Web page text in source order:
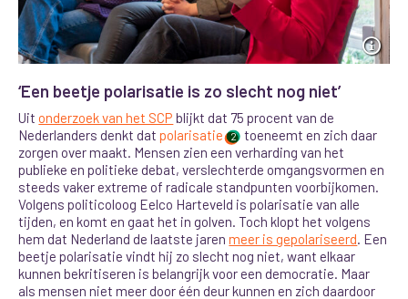
‘Een beetje polarisatie is zo slecht nog niet’
Uit onderzoek van het SCP blijkt dat 75 procent van de
Nederlanders denkt datpolarisatie 2 toeneemt en zich daar
zorgen over maakt. Mensen zien een verharding van het
publieke en politieke debat, verslechterde omgangsvormen en
steeds vaker extreme of radicale standpunten voorbijkomen.
Volgens politicoloog Eelco Harteveld is polarisatie van alle
tijden, en komt en gaat het in golven. Toch klopt het volgens
hem dat Nederland de laatste jarenmeer is gepolariseerd. Een
beetje polarisatie vindt hij zo slecht nog niet, want elkaar
kunnen bekritiseren is belangrijk voor een democratie. Maar
als mensen niet meer door één deur kunnen en zich daardoor